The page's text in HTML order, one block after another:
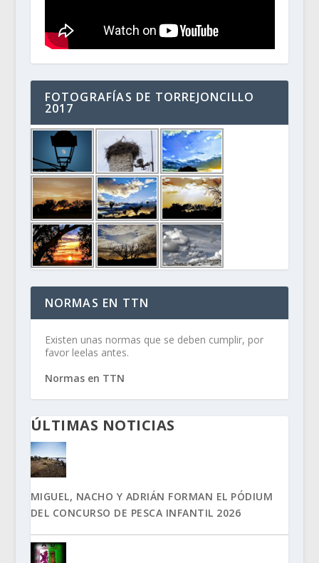
FOTOGRAFÍAS DE TORREJONCILLO
2017
NORMAS EN TTN
Existen unas normas que se deben cumplir, por
favor leelas antes.
Normas en TTN
ÚLTIMAS NOTICIAS
MIGUEL, NACHO Y ADRIÁN FORMAN EL PÓDIUM
DEL CONCURSO DE PESCA INFANTIL 2026